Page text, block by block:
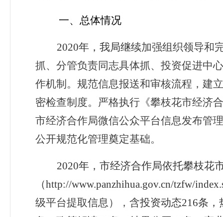
一、总体情况
2020年，我局继续加强组织领导和
抓、分管负责同志具体抓、投资促进中
作机制。规范信息报送和审核流程，建
密检查制度。严格执行《攀枝花市经济
市经济合作局微信公众平台信息发布管
公开规范化管理奠定基础。
2020年，市经济合作局依托攀枝花
（http://www.panzhihua.gov.cn/tzfw/
级平台提取信息），含投资动态216条